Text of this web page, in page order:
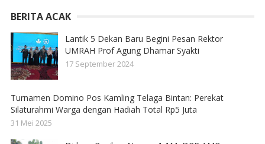
BERITA ACAK
Lantik 5 Dekan Baru Begini Pesan Rektor
UMRAH Prof Agung Dhamar Syakti
17 September 2024
Turnamen Domino Pos Kamling Telaga Bintan: Perekat
Silaturahmi Warga dengan Hadiah Total Rp5 Juta
31 Mei 2025